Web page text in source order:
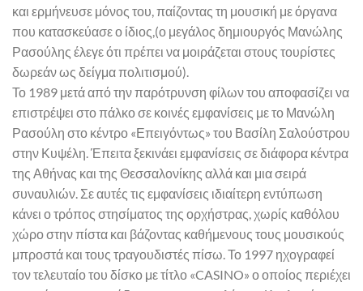
και ερμήνευσε μόνος του, παίζοντας τη μουσική με όργανα
που κατασκεύασε ο ίδιος,(ο μεγάλος δημιουργός Μανώλης
Ρασούλης έλεγε ότι πρέπει να μοιράζεται στους τουρίστες
δωρεάν ως δείγμα πολιτισμού).
Το 1989 μετά από την παρότρυνση φίλων του αποφασίζει να
επιστρέψει στο πάλκο σε κοινές εμφανίσεις με το Μανώλη
Ρασούλη στο κέντρο «Επειγόντως» του Βασίλη Σαλούστρου
στην Κυψέλη. Έπειτα ξεκινάει εμφανίσεις σε διάφορα κέντρα
της Αθήνας και της Θεσσαλονίκης αλλά και μια σειρά
συναυλιών. Σε αυτές τις εμφανίσεις ιδιαίτερη εντύπωση
κάνει ο τρόπος στησίματος της ορχήστρας, χωρίς καθόλου
χώρο στην πίστα και βάζοντας καθήμενους τους μουσικούς
μπροστά και τους τραγουδιστές πίσω. Το 1997 ηχογραφεί
τον τελευταίο του δίσκο με τίτλο «CASINO» ο οποίος περιέχει